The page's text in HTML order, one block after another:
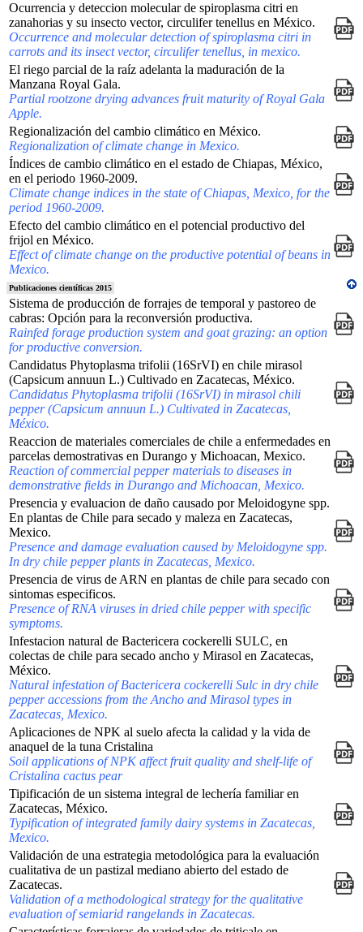
Ocurrencia y deteccion molecular de spiroplasma citri en
zanahorias y su insecto vector, circulifer tenellus en México.
Occurrence and molecular detection of spiroplasma citri in
carrots and its insect vector, circulifer tenellus, in mexico.
El riego parcial de la raíz adelanta la maduración de la
Manzana Royal Gala.
Partial rootzone drying advances fruit maturity of Royal Gala
Apple.
Regionalización del cambio climático en México.
Regionalization of climate change in Mexico.
Índices de cambio climático en el estado de Chiapas, México,
en el periodo 1960-2009.
Climate change indices in the state of Chiapas, Mexico, for the
period 1960-2009.
Efecto del cambio climático en el potencial productivo del
frijol en México.
Effect of climate change on the productive potential of beans in
Mexico.
Publicaciones científicas 2015
Sistema de producción de forrajes de temporal y pastoreo de
cabras: Opción para la reconversión productiva.
Rainfed forage production system and goat grazing: an option
for productive conversion.
Candidatus Phytoplasma trifolii (16SrVI) en chile mirasol
(Capsicum annuun L.) Cultivado en Zacatecas, México.
Candidatus Phytoplasma trifolii (16SrVI) in mirasol chili
pepper (Capsicum annuun L.) Cultivated in Zacatecas,
México.
Reaccion de materiales comerciales de chile a enfermedades en
parcelas demostrativas en Durango y Michoacan, Mexico.
Reaction of commercial pepper materials to diseases in
demonstrative fields in Durango and Michoacan, Mexico.
Presencia y evaluacion de daño causado por Meloidogyne spp.
En plantas de Chile para secado y maleza en Zacatecas,
Mexico.
Presence and damage evaluation caused by Meloidogyne spp.
In dry chile pepper plants in Zacatecas, Mexico.
Presencia de virus de ARN en plantas de chile para secado con
sintomas especificos.
Presence of RNA viruses in dried chile pepper with specific
symptoms.
Infestacion natural de Bactericera cockerelli SULC, en
colectas de chile para secado ancho y Mirasol en Zacatecas,
México.
Natural infestation of Bactericera cockerelli Sulc in dry chile
pepper accessions from the Ancho and Mirasol types in
Zacatecas, Mexico.
Aplicaciones de NPK al suelo afecta la calidad y la vida de
anaquel de la tuna Cristalina
Soil applications of NPK affect fruit quality and shelf-life of
Cristalina cactus pear
Tipificación de un sistema integral de lechería familiar en
Zacatecas, México.
Typification of integrated family dairy systems in Zacatecas,
Mexico.
Validación de una estrategia metodológica para la evaluación
cualitativa de un pastizal mediano abierto del estado de
Zacatecas.
Validation of a methodological strategy for the qualitative
evaluation of semiarid rangelands in Zacatecas.